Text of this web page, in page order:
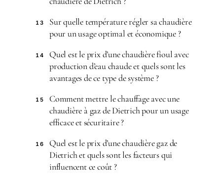
13
Sur quelle température régler sa chaudière
pour un usage optimal et économique ?
14
Quel est le prix d’une chaudière fioul avec
production d’eau chaude et quels sont les
avantages de ce type de système ?
15
Comment mettre le chauffage avec une
chaudière à gaz de Dietrich pour un usage
efficace et sécuritaire ?
16
Quel est le prix d’une chaudière gaz de
Dietrich et quels sont les facteurs qui
influencent ce coût ?